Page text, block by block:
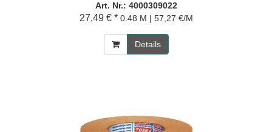
Art. Nr.: 4000309022
27,49 € * 0.48 M | 57,27 €/M
Details